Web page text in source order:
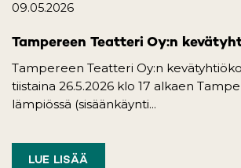
09.05.2026
Tampereen Teatteri Oy:n
Tampereen Teatteri Oy:n
tiistaina 26.5.2026 klo 17 alkaen
lämpiössä (sisäänkäynti...
LUE LISÄÄ